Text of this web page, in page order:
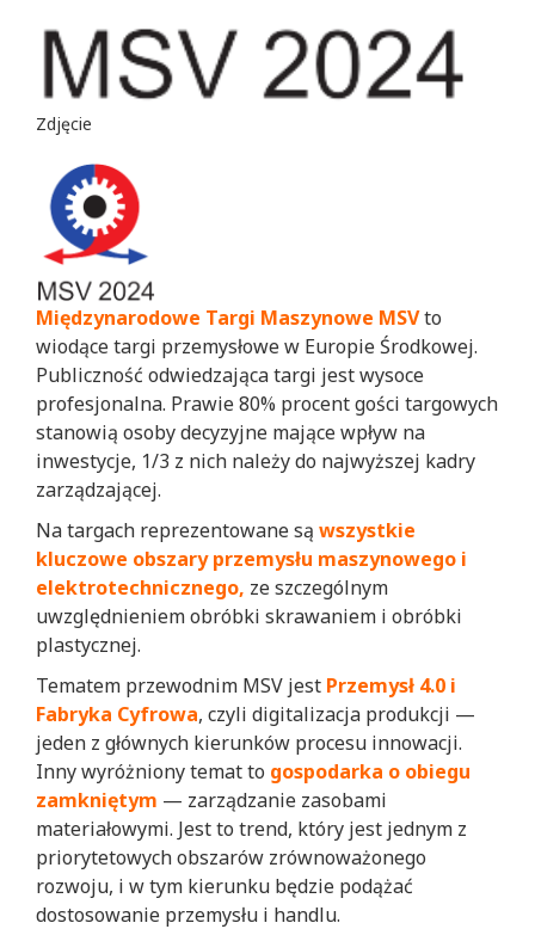
Zdjęcie
Międzynarodowe Targi Maszynowe MSVto
wiodące targi przemysłowe w Europie Środkowej.
Publiczność odwiedzająca targi jest wysoce
profesjonalna. Prawie 80% procent gości targowych
stanowią osoby decyzyjne mające wpływ na
inwestycje, 1/3 z nich należy do najwyższej kadry
zarządzającej.
Na targach reprezentowane są wszystkie
kluczowe obszary przemysłu maszynowego i
elektrotechnicznego, ze szczególnym
uwzględnieniem obróbki skrawaniem i obróbki
plastycznej.
Tematem przewodnim MSV jest Przemysł 4.0 i
Fabryka Cyfrowa, czyli digitalizacja produkcji —
jeden z głównych kierunków procesu innowacji.
Inny wyróżniony temat to gospodarka o obiegu
zamkniętym — zarządzanie zasobami
materiałowymi. Jest to trend, który jest jednym z
priorytetowych obszarów zrównoważonego
rozwoju, i w tym kierunku będzie podążać
dostosowanie przemysłu i handlu.